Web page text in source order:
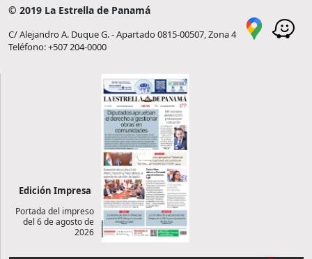
© 2019 La Estrella de Panamá
C/ Alejandro A. Duque G. - Apartado 0815-00507, Zona 4
Teléfono: +507 204-0000
Edición Impresa
Portada del impreso
del 6 de agosto de
2026